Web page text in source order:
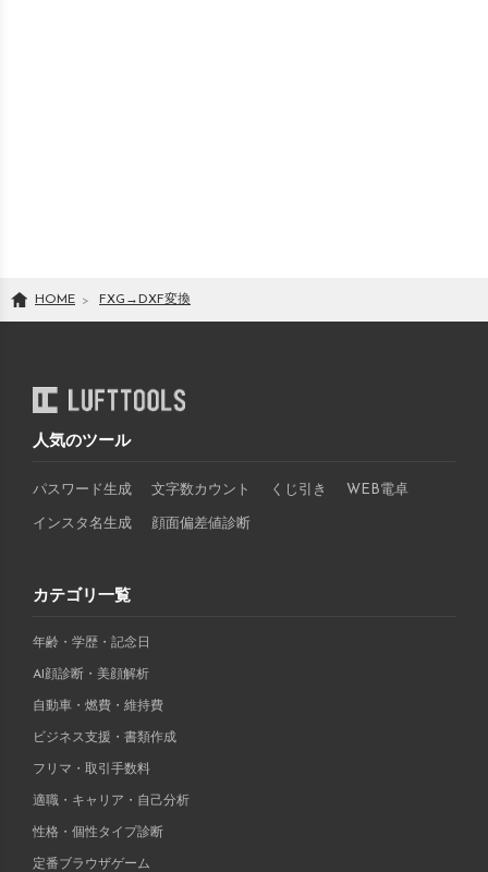
HOME FXG → DXF変換
人気のツール
パスワード生成 文字数カウント くじ引き WEB電卓
インスタ名生成 顔面偏差値診断
カテゴリ一覧
年齢・学歴・記念日
AI顔診断・美顔解析
自動車・燃費・維持費
ビジネス支援・書類作成
フリマ・取引手数料
適職・キャリア・自己分析
性格・個性タイプ診断
定番ブラウザゲーム